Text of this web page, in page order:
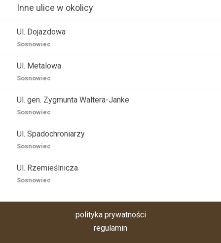
Inne ulice w okolicy
Ul. Dojazdowa
Sosnowiec
Ul. Metalowa
Sosnowiec
Ul. gen. Zygmunta Waltera-Janke
Sosnowiec
Ul. Spadochroniarzy
Sosnowiec
Ul. Rzemieślnicza
Sosnowiec
polityka prywatności
regulamin